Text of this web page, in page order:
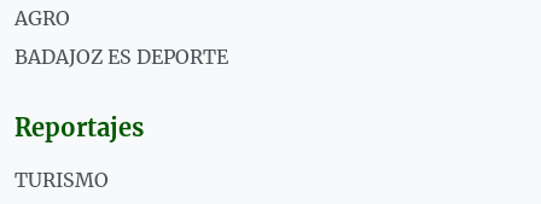
AGRO
BADAJOZ ES DEPORTE
Reportajes
TURISMO